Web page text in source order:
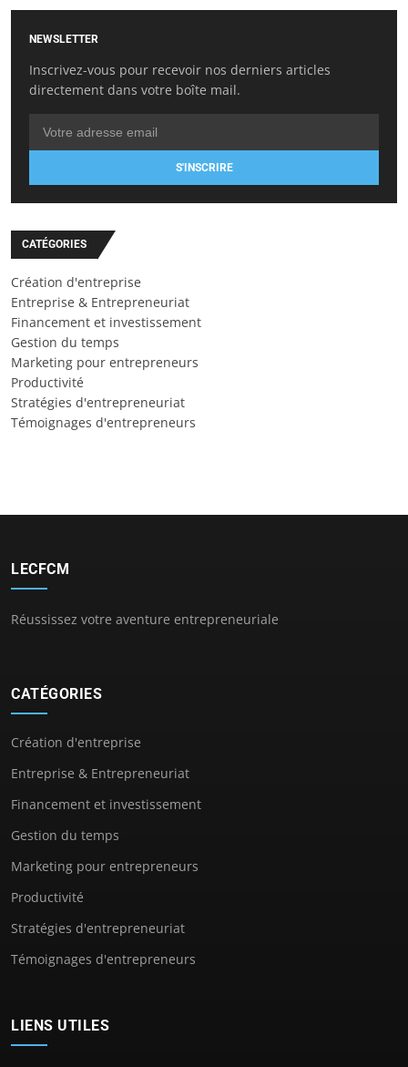
NEWSLETTER
Inscrivez-vous pour recevoir nos derniers articles
directement dans votre boîte mail.
S'INSCRIRE
CATÉGORIES
Création d'entreprise
Entreprise & Entrepreneuriat
Financement et investissement
Gestion du temps
Marketing pour entrepreneurs
Productivité
Stratégies d'entrepreneuriat
Témoignages d'entrepreneurs
LECFCM
Réussissez votre aventure entrepreneuriale
CATÉGORIES
Création d'entreprise
Entreprise & Entrepreneuriat
Financement et investissement
Gestion du temps
Marketing pour entrepreneurs
Productivité
Stratégies d'entrepreneuriat
Témoignages d'entrepreneurs
LIENS UTILES